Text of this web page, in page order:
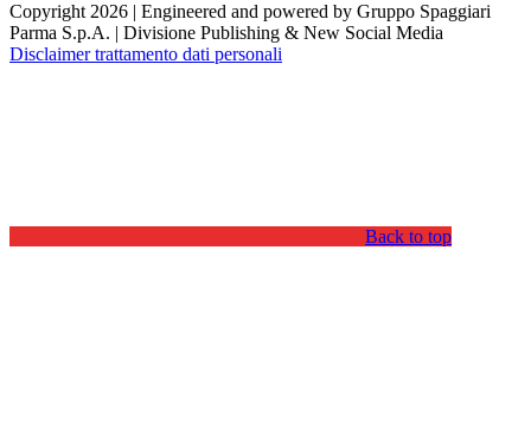
Copyright 2026 | Engineered and powered by Gruppo Spaggiari
Parma S.p.A. | Divisione Publishing & New Social Media
Disclaimer trattamento dati personali
Back to top